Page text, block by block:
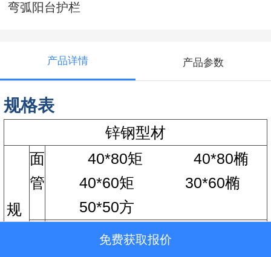
弯弧阳台护栏
产品详情 产品参数
规格表
锌钢型材
规
面
管
40*80矩 40*80椭
40*60矩 30*60椭
50*50方
40*40方
免费获取报价